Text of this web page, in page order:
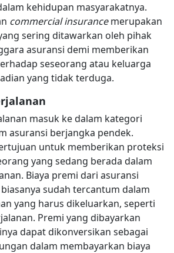
kehidupan masyarakatnya.
commercial insurancemerupakan
sering ditawarkan oleh pihak
asuransi demi memberikan
seseorang atau keluarga
yang tidak terduga.
masuk ke dalam kategori
asuransi berjangka pendek.
untuk memberikan proteksi
yang sedang berada dalam
Biaya premi dari asuransi
sudah tercantum dalam
yang harus dikeluarkan, seperti
Premi yang dibayarkan
dapat dikonversikan sebagai
dalam membayarkan biaya